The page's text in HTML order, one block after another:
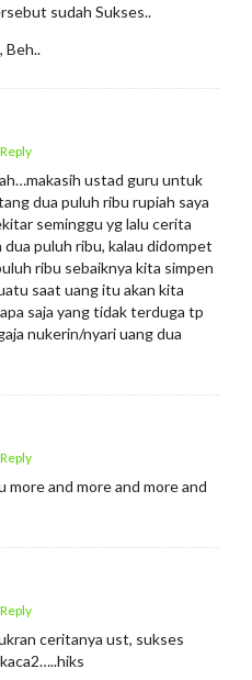
sudah Sukses..
Beh..
ustad guru untuk
dua puluh ribu rupiah saya
seminggu yg lalu cerita
puluh ribu, kalau didompet
ribu sebaiknya kita simpen
saat uang itu akan kita
saja yang tidak terduga tp
nukerin/nyari uang dua
more and more and more and
ceritanya ust, sukses